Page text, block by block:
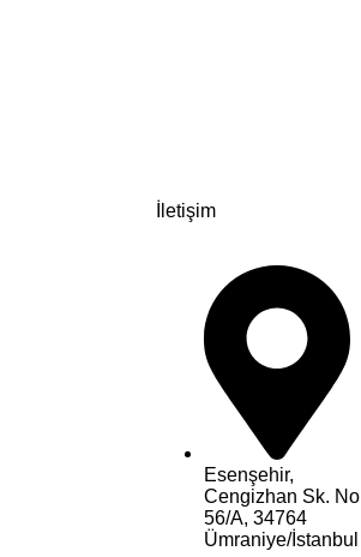
İletişim
Esenşehir,
Cengizhan Sk. No
56/A, 34764
Ümraniye/İstanbul